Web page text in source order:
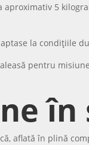
aproximativ 5
la condițiile
pentru
în
aflată în plină